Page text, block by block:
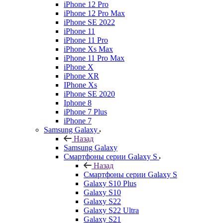
iPhone 12 Pro
iPhone 12 Pro Max
iPhone SE 2022
iPhone 11
iPhone 11 Pro
iPhone Xs Max
iPhone 11 Pro Max
iPhone X
iPhone XR
IPhone Xs
iPhone SE 2020
Iphone 8
iPhone 7 Plus
iPhone 7
Samsung Galaxy
Назад
Samsung Galaxy
Смартфоны серии Galaxy S
Назад
Смартфоны серии Galaxy S
Galaxy S10 Plus
Galaxy S10
Galaxy S22
Galaxy S22 Ultra
Galaxy S21